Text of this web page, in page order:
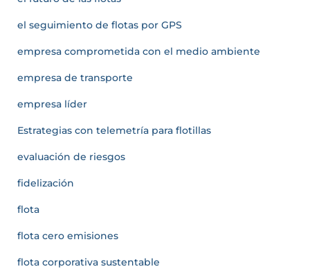
el seguimiento de flotas por GPS
empresa comprometida con el medio ambiente
empresa de transporte
empresa líder
Estrategias con telemetría para flotillas
evaluación de riesgos
fidelización
flota
flota cero emisiones
flota corporativa sustentable